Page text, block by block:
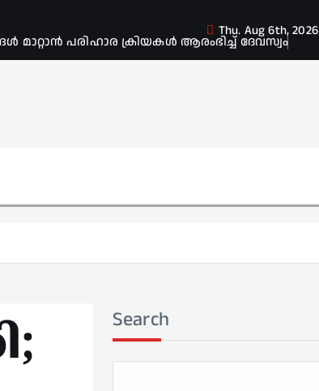
പരിഹാര ക്രിയകൾ ആരംഭിച്ച് ദേവസ്വം
Thu. Aug 6th, 2026
Search